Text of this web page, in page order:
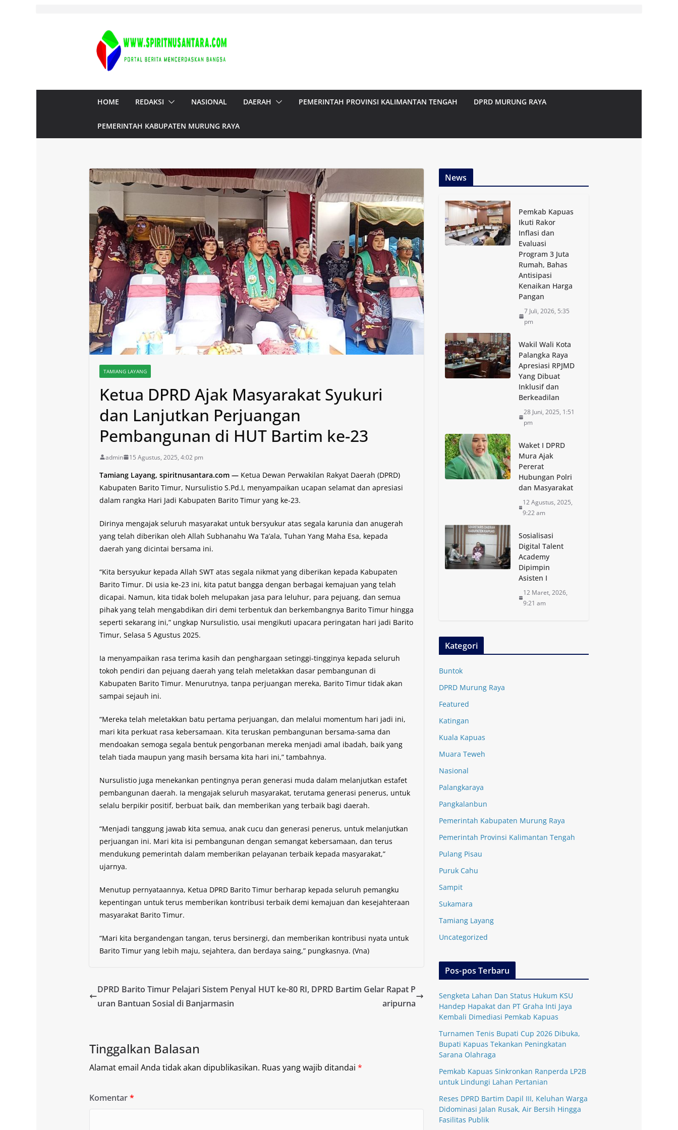
HOME REDAKSI NASIONAL DAERAH PEMERINTAH PROVINSI KALIMANTAN TENGAH DPRD MURUNG RAYA
PEMERINTAH KABUPATEN MURUNG RAYA
TAMIANG LAYANG
Ketua DPRD Ajak Masyarakat Syukuri
dan Lanjutkan Perjuangan
Pembangunan di HUT Bartim ke-23
admin 15 Agustus, 2025, 4:02 pm
Tamiang Layang, spiritnusantara.com — Ketua Dewan Perwakilan Rakyat Daerah (DPRD)
Kabupaten Barito Timur, Nursulistio S.Pd.I, menyampaikan ucapan selamat dan apresiasi
dalam rangka Hari Jadi Kabupaten Barito Timur yang ke-23.
Dirinya mengajak seluruh masyarakat untuk bersyukur atas segala karunia dan anugerah
yang telah diberikan oleh Allah Subhanahu Wa Ta’ala, Tuhan Yang Maha Esa, kepada
daerah yang dicintai bersama ini.
“Kita bersyukur kepada Allah SWT atas segala nikmat yang diberikan kepada Kabupaten
Barito Timur. Di usia ke-23 ini, kita patut bangga dengan berbagai kemajuan yang telah
dicapai. Namun, kita tidak boleh melupakan jasa para leluhur, para pejuang, dan semua
pihak yang telah mengabdikan diri demi terbentuk dan berkembangnya Barito Timur hingga
seperti sekarang ini,” ungkap Nursulistio, usai mengikuti upacara peringatan hari jadi Barito
Timur, Selasa 5 Agustus 2025.
Ia menyampaikan rasa terima kasih dan penghargaan setinggi-tingginya kepada seluruh
tokoh pendiri dan pejuang daerah yang telah meletakkan dasar pembangunan di
Kabupaten Barito Timur. Menurutnya, tanpa perjuangan mereka, Barito Timur tidak akan
sampai sejauh ini.
“Mereka telah meletakkan batu pertama perjuangan, dan melalui momentum hari jadi ini,
mari kita perkuat rasa kebersamaan. Kita teruskan pembangunan bersama-sama dan
mendoakan semoga segala bentuk pengorbanan mereka menjadi amal ibadah, baik yang
telah tiada maupun yang masih bersama kita hari ini,” tambahnya.
Nursulistio juga menekankan pentingnya peran generasi muda dalam melanjutkan estafet
pembangunan daerah. Ia mengajak seluruh masyarakat, terutama generasi penerus, untuk
selalu berpikir positif, berbuat baik, dan memberikan yang terbaik bagi daerah.
“Menjadi tanggung jawab kita semua, anak cucu dan generasi penerus, untuk melanjutkan
perjuangan ini. Mari kita isi pembangunan dengan semangat kebersamaan, dan terus
mendukung pemerintah dalam memberikan pelayanan terbaik kepada masyarakat,”
ujarnya.
Menutup pernyataannya, Ketua DPRD Barito Timur berharap kepada seluruh pemangku
kepentingan untuk terus memberikan kontribusi terbaik demi kemajuan dan kesejahteraan
masyarakat Barito Timur.
“Mari kita bergandengan tangan, terus bersinergi, dan memberikan kontribusi nyata untuk
Barito Timur yang lebih maju, sejahtera, dan berdaya saing,” pungkasnya. (Vna)
DPRD Barito Timur Pelajari Sistem Penyal
uran Bantuan Sosial di Banjarmasin
HUT ke-80 RI, DPRD Bartim Gelar Rapat P
aripurna
Tinggalkan Balasan
Alamat email Anda tidak akan dipublikasikan. Ruas yang wajib ditandai *
Komentar*
News
Pemkab Kapuas
Ikuti Rakor
Inflasi dan
Evaluasi
Program 3 Juta
Rumah, Bahas
Antisipasi
Kenaikan Harga
Pangan
7 Juli, 2026, 5:35
pm
Wakil Wali Kota
Palangka Raya
Apresiasi RPJMD
Yang Dibuat
Inklusif dan
Berkeadilan
28 Juni, 2025, 1:51
pm
Waket I DPRD
Mura Ajak
Pererat
Hubungan Polri
dan Masyarakat
12 Agustus, 2025,
9:22 am
Sosialisasi
Digital Talent
Academy
Dipimpin
Asisten I
12 Maret, 2026,
9:21 am
Kategori
Buntok
DPRD Murung Raya
Featured
Katingan
Kuala Kapuas
Muara Teweh
Nasional
Palangkaraya
Pangkalanbun
Pemerintah Kabupaten Murung Raya
Pemerintah Provinsi Kalimantan Tengah
Pulang Pisau
Puruk Cahu
Sampit
Sukamara
Tamiang Layang
Uncategorized
Pos-pos Terbaru
Sengketa Lahan Dan Status Hukum KSU
Handep Hapakat dan PT Graha Inti Jaya
Kembali Dimediasi Pemkab Kapuas
Turnamen Tenis Bupati Cup 2026 Dibuka,
Bupati Kapuas Tekankan Peningkatan
Sarana Olahraga
Pemkab Kapuas Sinkronkan Ranperda LP2B
untuk Lindungi Lahan Pertanian
Reses DPRD Bartim Dapil III, Keluhan Warga
Didominasi Jalan Rusak, Air Bersih Hingga
Fasilitas Publik